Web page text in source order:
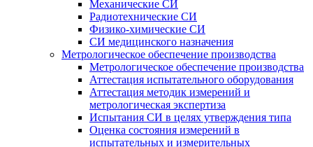
Механические СИ
Радиотехнические СИ
Физико-химические СИ
СИ медицинского назначения
Метрологическое обеспечение производства
Метрологическое обеспечение производства
Аттестация испытательного оборудования
Аттестация методик измерений и
метрологическая экспертиза
Испытания СИ в целях утверждения типа
Оценка состояния измерений в
испытательных и измерительных